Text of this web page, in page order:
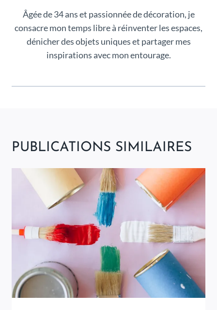
Âgée de 34 ans et passionnée de décoration, je
consacre mon temps libre à réinventer les espaces,
dénicher des objets uniques et partager mes
inspirations avec mon entourage.
PUBLICATIONS SIMILAIRES